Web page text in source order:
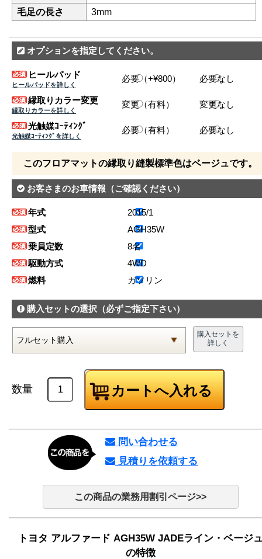
毛足の長さ
3mm
オプションを指定してください。
ヒールパッド
ヒールパッドを詳しく
必要（+¥800） 必要なし
縁取りカラー変更
縁取りカラーを詳しく
変更（有料） 変更なし
光触媒ｺｰﾃｨﾝｸﾞ
光触媒ｺｰﾃｨﾝｸﾞを詳しく
必要（有料） 必要なし
このフロアマットの縁取り縫製標準色はベージュです。
お客さまのお車情報 （ご確認ください）
年式
2015/1
型式
AGH35W
乗員定数
8名
駆動方式
4WD
燃料
ガソリン
購入セットの選択 （必ずご指定下さい）
購入セットを
詳しく
数量
問い合わせる
見積りを依頼する
この商品の業務用割引ページ>>
トヨタ アルファード AGH35W JADEライン・ベージ
の特徴